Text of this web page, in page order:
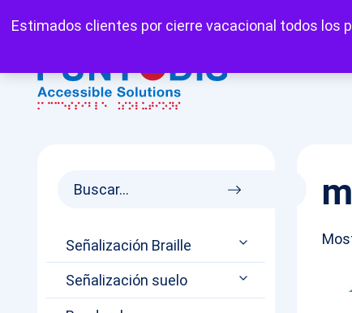
Estimados clientes por cierre vacacional todos los
Mi cuenta Carrito Favoritos
Señalización Braille
Señalización suelo